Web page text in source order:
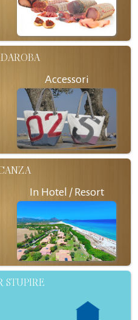
Accessori
In Hotel / Resort
STUPIRE